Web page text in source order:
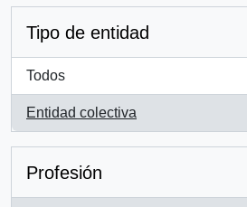
Tipo de entidad
Todos
Entidad colectiva
, 668 resultados
Profesión